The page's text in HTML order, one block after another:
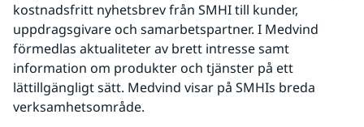
kostnadsfritt nyhetsbrev från SMHI till kunder,
uppdragsgivare och samarbetspartner. I Medvind
förmedlas aktualiteter av brett intresse samt
information om produkter och tjänster på ett
lättillgängligt sätt. Medvind visar på SMHIs breda
verksamhetsområde.